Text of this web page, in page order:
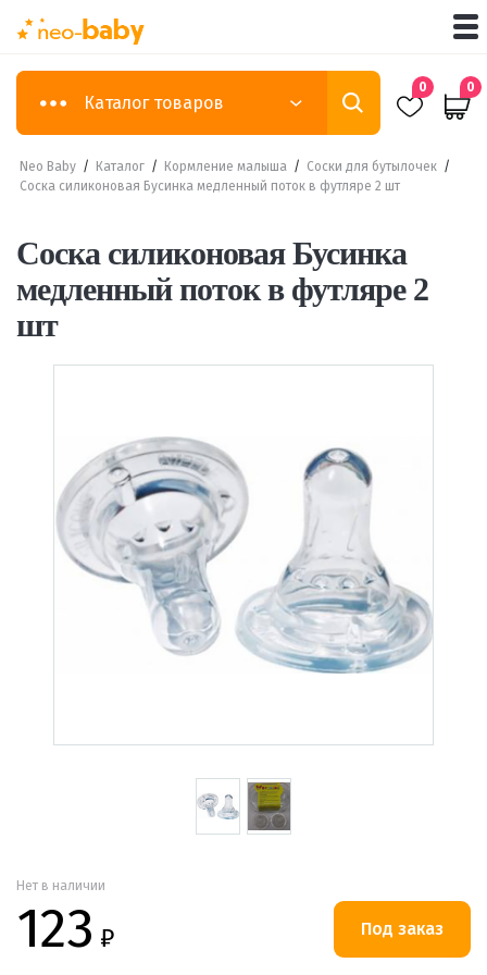
Каталог товаров
0 0
Neo Baby / Каталог / Кормление малыша / Соски для бутылочек /
Соска силиконовая Бусинка медленный поток в футляре 2 шт
Соска силиконовая Бусинка
медленный поток в футляре 2
шт
Нет в наличии
123 ₽